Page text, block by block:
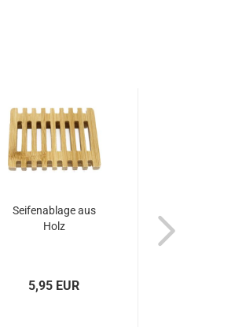
Seifenablage aus
Holz
5,95 EUR